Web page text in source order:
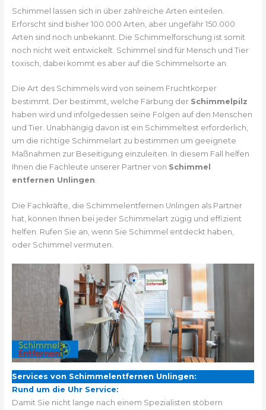
Schimmel lassen sich in über zahlreiche Arten einteilen.
Erforscht sind bisher 100.000 Arten, aber ungefähr 150.000
Arten sind noch unbekannt. Die Schimmelforschung ist somit
noch nicht weit entwickelt. Schimmel sind für Mensch und Tier
toxisch, dabei kommt es aber auf die Schimmelsorte an.
Die Art des Schimmels wird von seinem Fruchtkörper
bestimmt. Der bestimmt, welche Färbung der Schimmelpilz
haben wird und infolgedessen seine Folgen auf den Menschen
und Tier. Unabhängig davon ist ein Schimmeltest erforderlich,
um die richtige Schimmelart zu bestimmen um geeignete
Maßnahmen zur Beseitigung einzuleiten. In diesem Fall helfen
Ihnen die Fachleute unserer Partner von Schimmel
entfernen Unlingen.
Die Fachkräfte, die Schimmelentfernen Unlingen als Partner
hat, können Ihnen bei jeder Schimmelart zügig und effizient
helfen. Rufen Sie an, wenn Sie Schimmel entdeckt haben,
oder Schimmel vermuten.
Services von Schimmelentfernen Unlingen:
Rund um die Uhr Service:
Damit Sie nicht lange nach einem Spezialisten stöbern